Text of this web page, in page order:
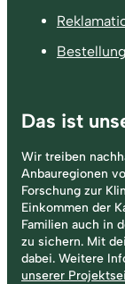
Das ist
Wir treiben
Anbauregionen
Forschung zur
Einkommen der
Familien auch in
zu sichern. Mit
dabei. Weitere
unserer